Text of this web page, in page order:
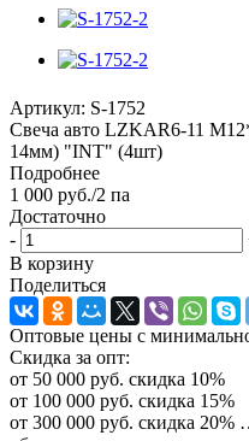
Артикул: S-1752
Свеча авто LZKAR6-11
14мм) "INT" (4шт)
Подробнее
1 000 руб./2 па
Достаточно
-
В корзину
Поделиться
Оптовые цены с
Скидка за опт:
от 50 000 руб. скидка 10%
от 100 000 руб. скидка 15%
от 300 000 руб. скидка 20%